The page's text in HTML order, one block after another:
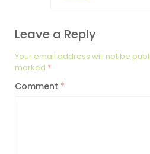
Leave a Reply
Your email address will not be
marked *
Comment *